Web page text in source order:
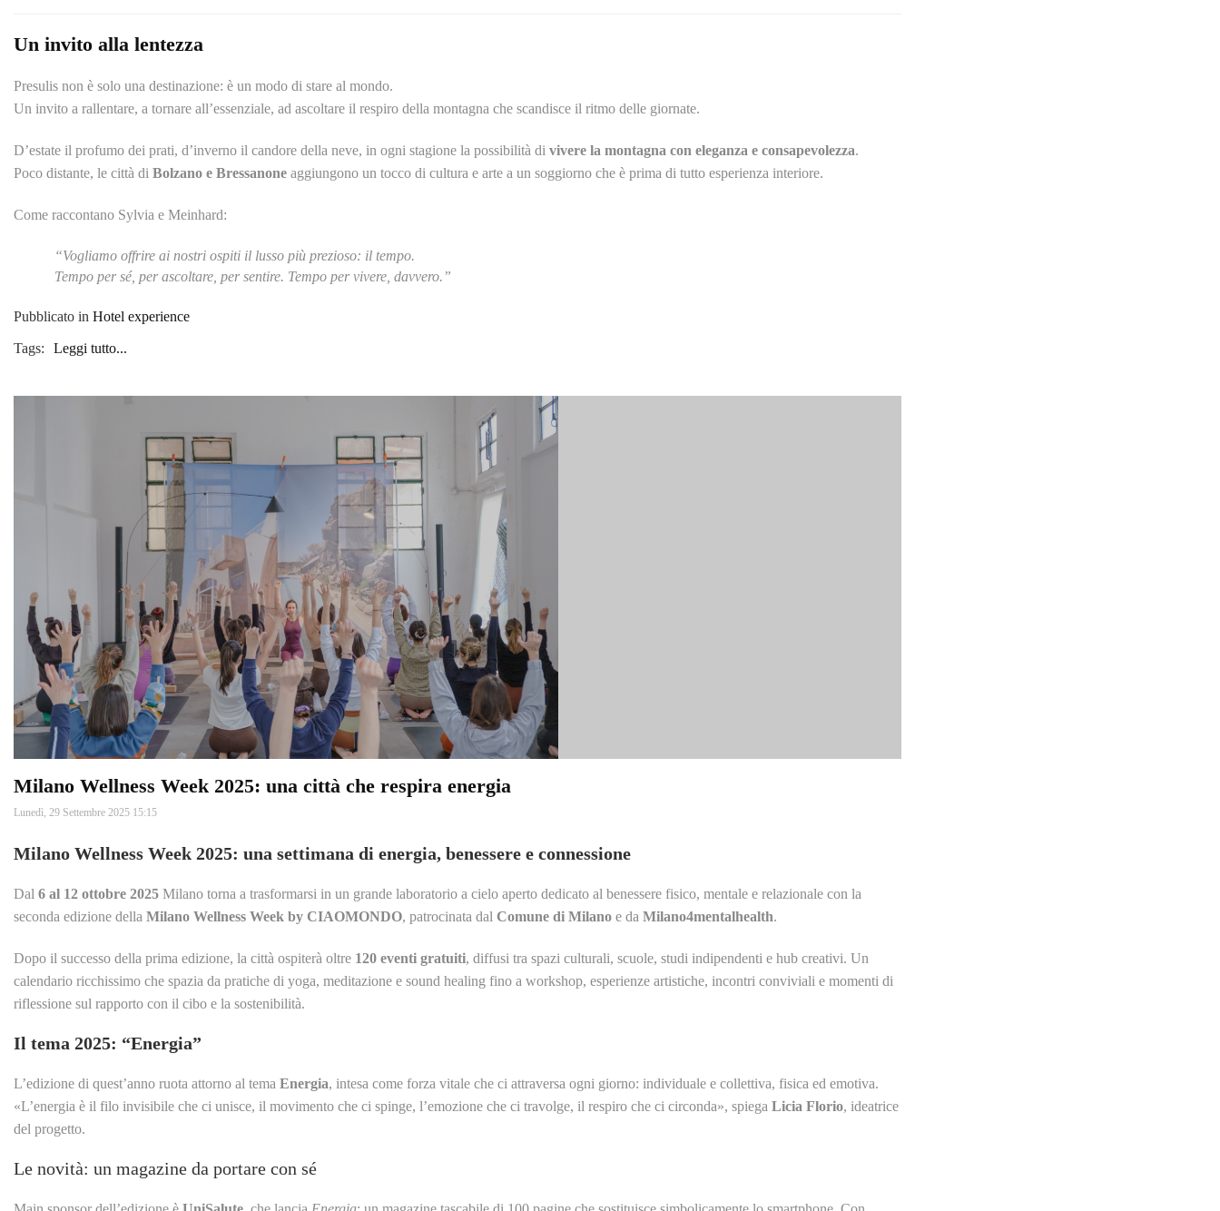
Un invito alla lentezza
Presulis non è solo una destinazione: è un modo di stare al mondo.
Un invito a rallentare, a tornare all’essenziale, ad ascoltare il respiro della montagna che scandisce il ritmo delle giornate.
D’estate il profumo dei prati, d’inverno il candore della neve, in ogni stagione la possibilità di vivere la montagna con eleganza e consapevolezza.
Poco distante, le città di Bolzano e Bressanone aggiungono un tocco di cultura e arte a un soggiorno che è prima di tutto esperienza interiore.
Come raccontano Sylvia e Meinhard:
“Vogliamo offrire ai nostri ospiti il lusso più prezioso: il tempo.
Tempo per sé, per ascoltare, per sentire. Tempo per vivere, davvero.”
Pubblicato in Hotel experience
Tags: Leggi tutto...
Milano Wellness Week 2025: una città che respira energia
Lunedì, 29 Settembre 2025 15:15
Milano Wellness Week 2025: una settimana di energia, benessere e connessione
Dal 6 al 12 ottobre 2025 Milano torna a trasformarsi in un grande laboratorio a cielo aperto dedicato al benessere fisico, mentale e relazionale con la
seconda edizione della Milano Wellness Week by CIAOMONDO, patrocinata dal Comune di Milano e da Milano4mentalhealth.
Dopo il successo della prima edizione, la città ospiterà oltre 120 eventi gratuiti, diffusi tra spazi culturali, scuole, studi indipendenti e hub creativi. Un
calendario ricchissimo che spazia da pratiche di yoga, meditazione e sound healing fino a workshop, esperienze artistiche, incontri conviviali e momenti di
riflessione sul rapporto con il cibo e la sostenibilità.
Il tema 2025: “Energia”
L’edizione di quest’anno ruota attorno al tema Energia, intesa come forza vitale che ci attraversa ogni giorno: individuale e collettiva, fisica ed emotiva.
«L’energia è il filo invisibile che ci unisce, il movimento che ci spinge, l’emozione che ci travolge, il respiro che ci circonda», spiega Licia Florio, ideatrice
del progetto.
Le novità: un magazine da portare con sé